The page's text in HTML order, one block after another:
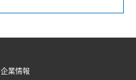
企業情報